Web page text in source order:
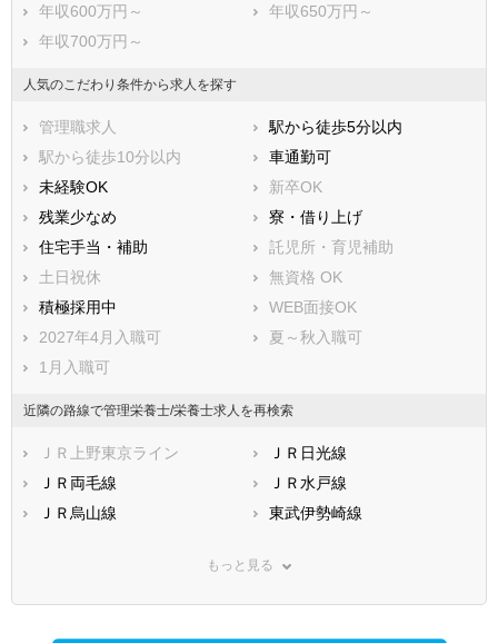
年収600万円～
年収650万円～
年収700万円～
人気のこだわり条件から求人を探す
管理職求人
駅から徒歩5分以内
駅から徒歩10分以内
車通勤可
未経験OK
新卒OK
残業少なめ
寮・借り上げ
住宅手当・補助
託児所・育児補助
土日祝休
無資格 OK
積極採用中
WEB面接OK
2027年4月入職可
夏～秋入職可
1月入職可
近隣の路線で管理栄養士/栄養士求人を再検索
ＪＲ上野東京ライン
ＪＲ日光線
ＪＲ両毛線
ＪＲ水戸線
ＪＲ烏山線
東武伊勢崎線
東武佐野線
わたらせ渓谷鐵道
真岡鐵道
もっと見る